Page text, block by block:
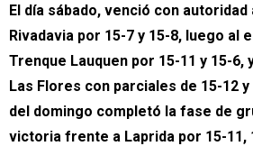
El día sábado, venció con autoridad
Rivadavia por 15-7 y 15-8, luego al
Trenque Lauquen por 15-11 y 15-6,
Las Flores con parciales de 15-12 y
del domingo completó la fase de
victoria frente a Laprida por 15-11,